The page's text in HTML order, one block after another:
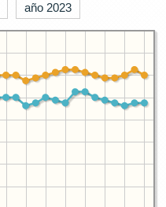
año 2023